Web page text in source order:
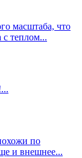
масштаба, что
с теплом...
по
и внешнее...